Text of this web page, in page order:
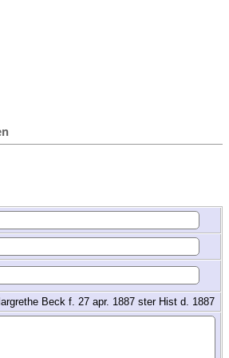
Beck f. 27 apr. 1887 ster Hist d. 1887